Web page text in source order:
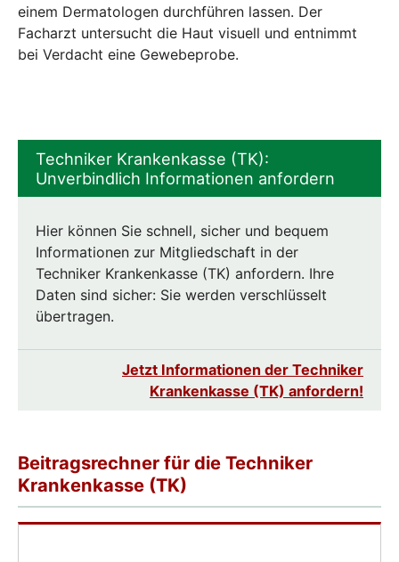
einem Dermatologen durchführen lassen. Der
Facharzt untersucht die Haut visuell und entnimmt
bei Verdacht eine Gewebeprobe.
Techniker Krankenkasse (TK):
Unverbindlich Informationen anfordern
Hier können Sie schnell, sicher und bequem
Informationen zur Mitgliedschaft in der
Techniker Krankenkasse (TK) anfordern. Ihre
Daten sind sicher: Sie werden verschlüsselt
übertragen.
Jetzt Informationen der Techniker
Krankenkasse (TK) anfordern!